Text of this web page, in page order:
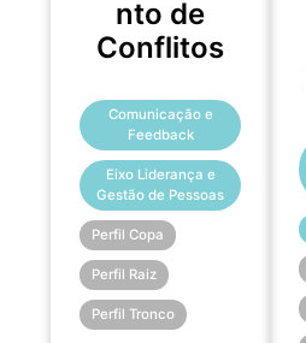
nto de
Conflitos
Comunicação e
Feedback
Eixo Liderança e
Gestão de Pessoas
Perfil Copa
Perfil Raiz
Perfil Tronco